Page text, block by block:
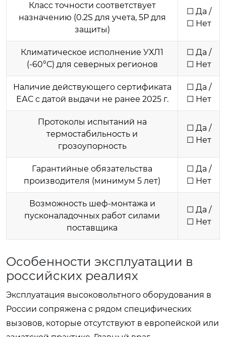
Класс точности соответствует
назначению (0.2S для учета, 5Р для
защиты)
☐ Да /
☐ Нет
Климатическое исполнение УХЛ1
(-60°С) для северных регионов
☐ Да /
☐ Нет
Наличие действующего сертификата
ЕАС с датой выдачи не ранее 2025 г.
☐ Да /
☐ Нет
Протоколы испытаний на
термостабильность и
грозоупорность
☐ Да /
☐ Нет
Гарантийные обязательства
производителя (минимум 5 лет)
☐ Да /
☐ Нет
Возможность шеф-монтажа и
пусконаладочных работ силами
поставщика
☐ Да /
☐ Нет
Особенности эксплуатации в
российских реалиях
Эксплуатация высоковольтного оборудования в
России сопряжена с рядом специфических
вызовов, которые отсутствуют в европейской или